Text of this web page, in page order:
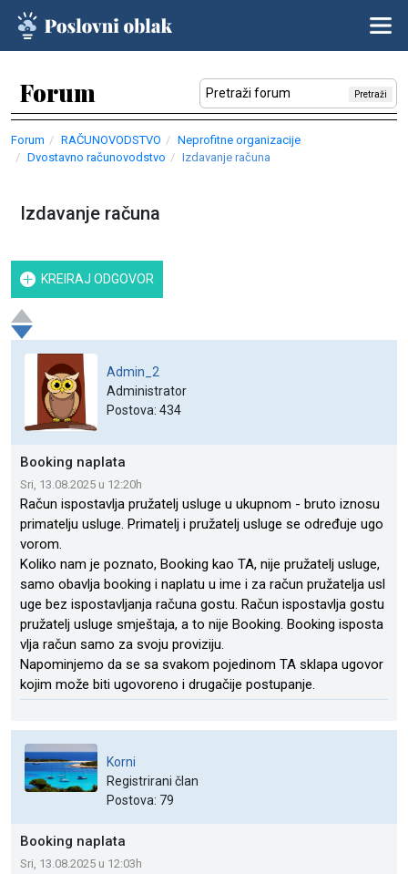
Forum Pretraži
Forum RAČUNOVODSTVO
Neprofitne organizacije
Dvostavno računovodstvo
Izdavanje računa
Izdavanje računa
KREIRAJ ODGOVOR
Admin_2
Administrator
Postova: 434
Booking naplata
Sri, 13.08.2025 u 12:20h
Račun ispostavlja pružatelj usluge u ukupnom - bruto iznosu
primatelju usluge. Primatelj i pružatelj usluge se određuje ugo
vorom.
Koliko nam je poznato, Booking kao TA, nije pružatelj usluge,
samo obavlja booking i naplatu u ime i za račun pružatelja usl
uge bez ispostavljanja računa gostu. Račun ispostavlja gostu
pružatelj usluge smještaja, a to nije Booking. Booking isposta
vlja račun samo za svoju proviziju.
Napominjemo da se sa svakom pojedinom TA sklapa ugovor
kojim može biti ugovoreno i drugačije postupanje.
Korni
Registrirani član
Postova: 79
Booking naplata
Sri, 13.08.2025 u 12:03h